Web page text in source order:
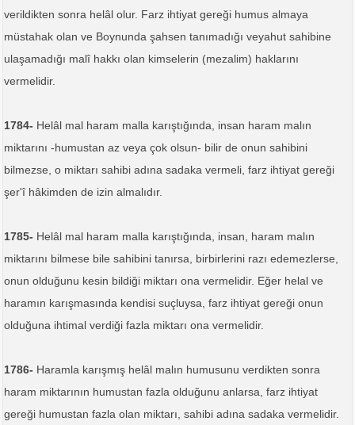
verildikten sonra helâl olur. Farz ihtiyat gereği humus almaya
müstahak olan ve Boynunda şahsen tanımadığı veyahut sahibine
ulaşamadığı malî hakkı olan kimselerin (mezalim) haklarını
vermelidir.
1784- Helâl mal haram malla karıştığında, insan haram malın
miktarını -humustan az veya çok olsun- bilir de onun sahibini
bilmezse, o miktarı sahibi adına sadaka vermeli, farz ihtiyat gereği
şer'î hâkimden de izin almalıdır.
1785- Helâl mal haram malla karıştığında, insan, haram malın
miktarını bilmese bile sahibini tanırsa, birbirlerini razı edemezlerse,
onun olduğunu kesin bildiği miktarı ona vermelidir. Eğer helal ve
haramın karışmasında kendisi suçluysa, farz ihtiyat gereği onun
olduğuna ihtimal verdiği fazla miktarı ona vermelidir.
1786- Haramla karışmış helâl malın humusunu verdikten sonra
haram miktarının humustan fazla olduğunu anlarsa, farz ihtiyat
gereği humustan fazla olan miktarı, sahibi adına sadaka vermelidir.